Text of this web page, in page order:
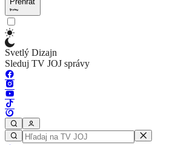
Svetlý Dizajn
Sleduj TV JOJ správy